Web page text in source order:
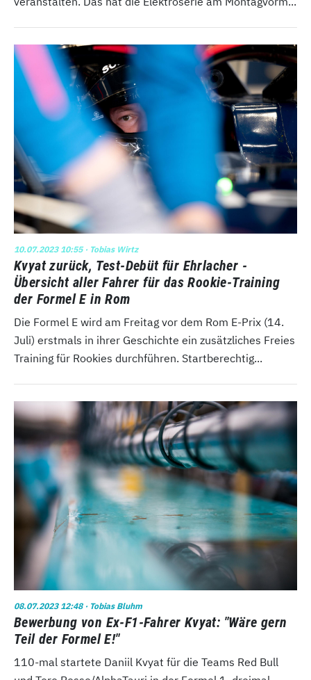
10.07.2023 10:55· Tobias Wirtz
Kvyat zurück, Test-Debüt für Ehrlacher -
Übersicht aller Fahrer für das Rookie-Training
der Formel E in Rom
Die Formel E wird am Freitag vor dem Rom E-Prix (14.
Juli) erstmals in ihrer Geschichte ein zusätzliches Freies
Training für Rookies durchführen. Startberechtig...
08.07.2023 12:48· Tobias Bluhm
Bewerbung von Ex-F1-Fahrer Kvyat: "Wäre gern
Teil der Formel E!"
110-mal startete Daniil Kvyat für die Teams Red Bull